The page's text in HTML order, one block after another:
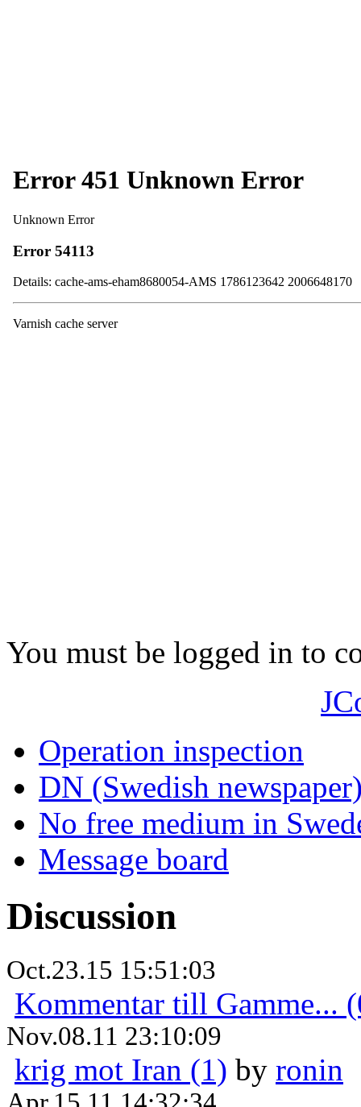
You must be logged in to
Operation inspection
DN (Swedish
No free medium in
Message board
Discussion
Oct.23.15 15:51:03
Kommentar till Gamme...
Nov.08.11 23:10:09
krig mot Iran (1) by ronin